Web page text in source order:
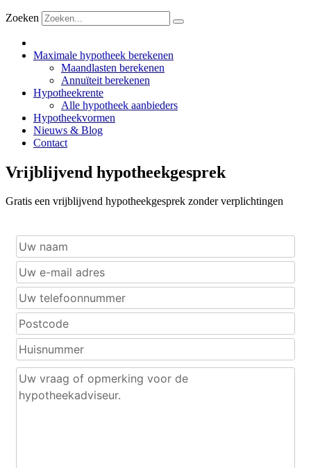
Zoeken
Maximale hypotheek berekenen
Maandlasten berekenen
Annuïteit berekenen
Hypotheekrente
Alle hypotheek aanbieders
Hypotheekvormen
Nieuws & Blog
Contact
Vrijblijvend hypotheekgesprek
Gratis een vrijblijvend hypotheekgesprek zonder verplichtingen